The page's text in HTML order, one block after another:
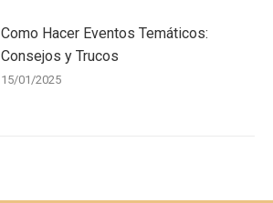
Como Hacer Eventos Temáticos:
Consejos y Trucos
15/01/2025